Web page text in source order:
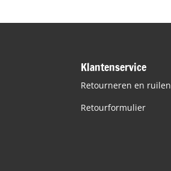
€17,50
Klantenservice
Retourneren en ruilen
Retourformulier